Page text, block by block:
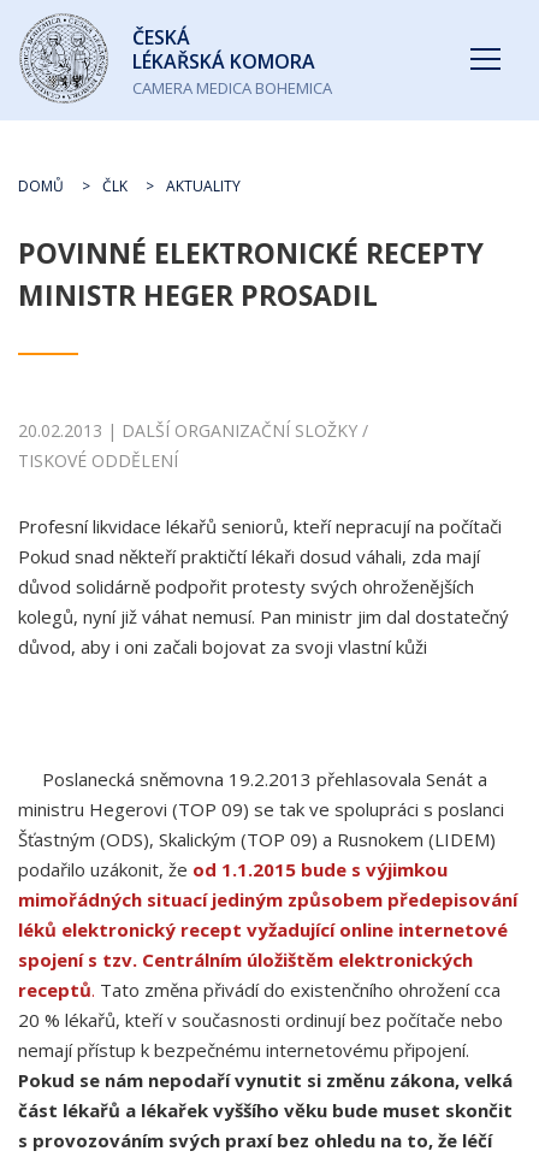
Česká
lékařská
komora
ČESKÁ
LÉKAŘSKÁ KOMORA
CAMERA MEDICA BOHEMICA
DOMŮ ČLK AKTUALITY
POVINNÉ ELEKTRONICKÉ RECEPTY
MINISTR HEGER PROSADIL
20.02.2013 | DALŠÍ ORGANIZAČNÍ SLOŽKY /
TISKOVÉ ODDĚLENÍ
Profesní likvidace lékařů seniorů, kteří nepracují na počítači
Pokud snad někteří praktičtí lékaři dosud váhali, zda mají
důvod solidárně podpořit protesty svých ohroženějších
kolegů, nyní již váhat nemusí. Pan ministr jim dal dostatečný
důvod, aby i oni začali bojovat za svoji vlastní kůži
Poslanecká sněmovna 19.2.2013 přehlasovala Senát a
ministru Hegerovi (TOP 09) se tak ve spolupráci s poslanci
Šťastným (ODS), Skalickým (TOP 09) a Rusnokem (LIDEM)
podařilo uzákonit, že od 1.1.2015 bude s výjimkou
mimořádných situací jediným způsobem předepisování
léků elektronický recept vyžadující online internetové
spojení s tzv. Centrálním úložištěm elektronických
receptů. Tato změna přivádí do existenčního ohrožení cca
20 % lékařů, kteří v současnosti ordinují bez počítače nebo
nemají přístup k bezpečnému internetovému připojení.
Pokud se nám nepodaří vynutit si změnu zákona, velká
část lékařů a lékařek vyššího věku bude muset skončit
s provozováním svých praxí bez ohledu na to, že léčí